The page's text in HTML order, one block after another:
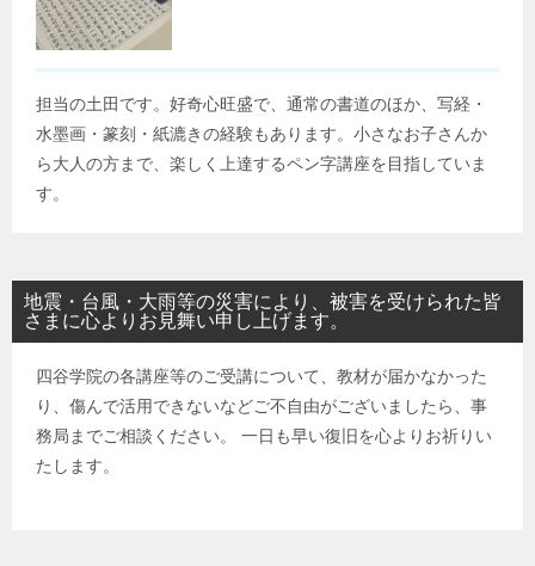
担当の土田です。好奇心旺盛で、通常の書道のほか、写経・
水墨画・篆刻・紙漉きの経験もあります。小さなお子さんか
ら大人の方まで、楽しく上達するペン字講座を目指していま
す。
地震・台風・大雨等の災害により、被害を受けられた皆
さまに心よりお見舞い申し上げます。
四谷学院の各講座等のご受講について、教材が届かなかった
り、傷んで活用できないなどご不自由がございましたら、事
務局までご相談ください。 一日も早い復旧を心よりお祈りい
たします。